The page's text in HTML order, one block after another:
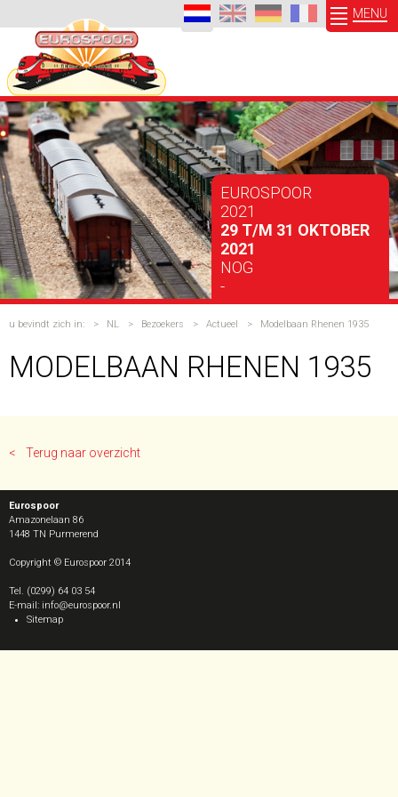
MENU
EUROSPOOR
2021
29 T/M 31 OKTOBER
2021
NOG
-
u bevindt zich in: > NL > Bezoekers > Actueel > Modelbaan Rhenen 1935
MODELBAAN RHENEN 1935
< Terug naar overzicht
Eurospoor
Amazonelaan 86
1448 TN Purmerend
Copyright © Eurospoor 2014
Tel. (0299) 64 03 54
E-mail: info@eurospoor.nl
Sitemap